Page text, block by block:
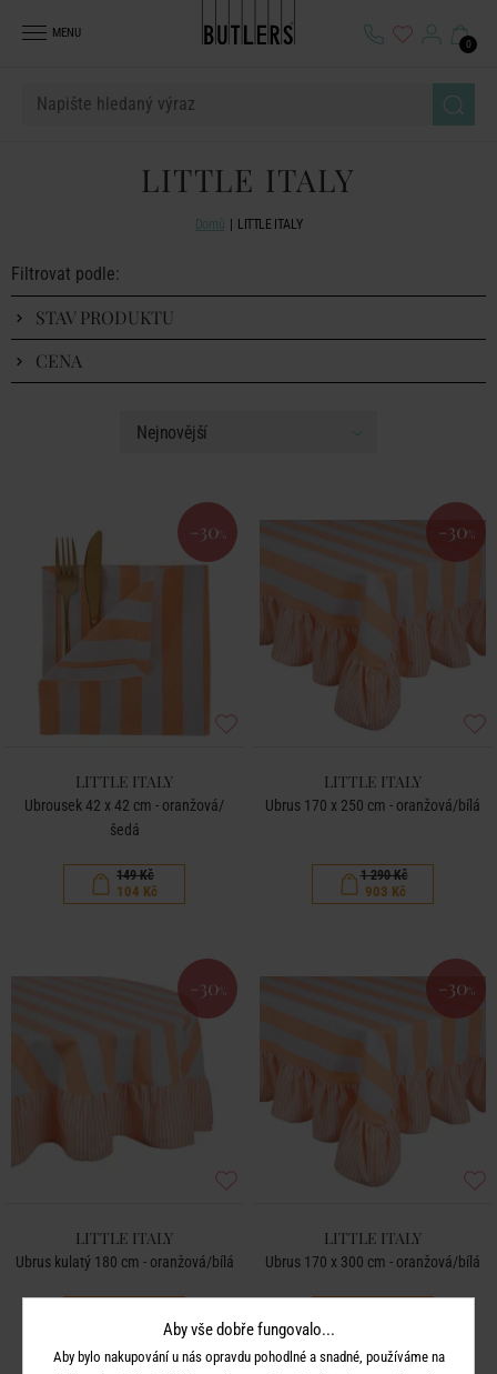
MENU
0
LITTLE ITALY
Domů LITTLE ITALY
Filtrovat podle:
STAV PRODUKTU
CENA
-30 %
LITTLE ITALY
Ubrousek 42 x 42 cm - oranžová/
šedá
149 Kč
104 Kč
-30%
LITTLE ITALY
Ubrus 170 x 250 cm - oranžová/bílá
1 290 Kč
903 Kč
-30 %
LITTLE ITALY
Ubrus kulatý 180 cm - oranžová/bílá
-30%
LITTLE ITALY
Ubrus 170 x 300 cm - oranžová/bílá
Aby vše dobře fungovalo...
Aby bylo nakupování u nás opravdu pohodlné a snadné, používáme na